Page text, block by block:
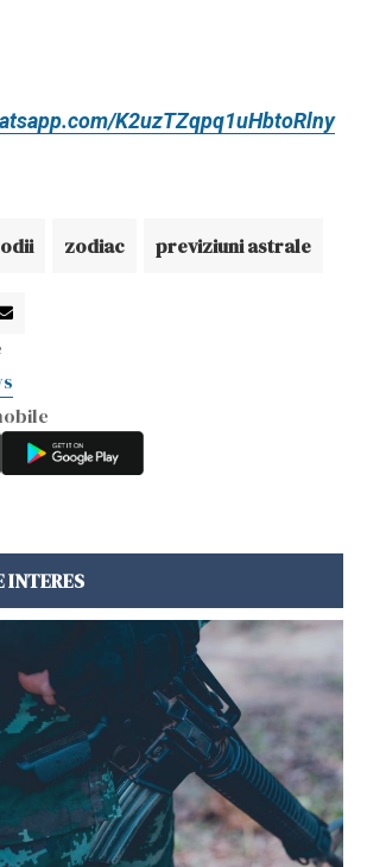
K2uzTZqpq1uHbtoRlny
zodiac previziuni astrale
INTERES